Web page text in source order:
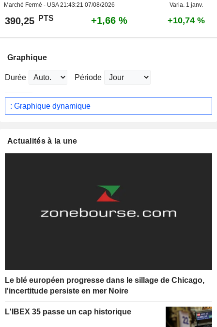
Marché Fermé - USA21:43:21 07/08/2026 Varia. 1 janv.
390,25 PTS +1,66 % +10,74 %
Graphique
Durée Période
: Graphique dynamique
Actualités à la une
Le blé européen progresse dans le sillage de Chicago,
l'incertitude persiste en mer Noire
L'IBEX 35 passe un cap historique